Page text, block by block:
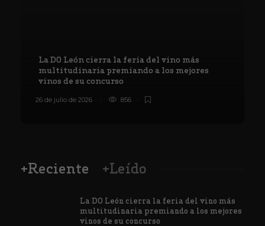
La DO León cierra la feria del vino más
multitudinaria premiando a los mejores
vinos de su concurso
26 de julio de 2026 856
+Reciente +Leído
La DO León cierra la feria del vino más
multitudinaria premiando a los mejores
vinos de su concurso